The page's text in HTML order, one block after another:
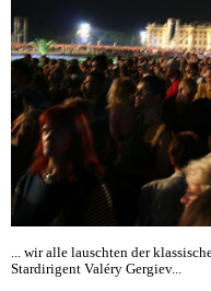
... wir alle lauschten der
Stardirigent Valéry Gergiev...